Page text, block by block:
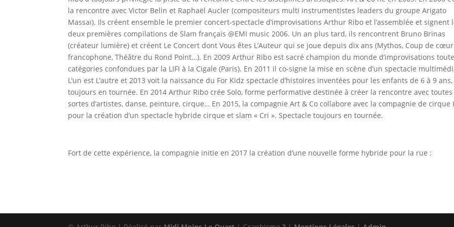
la rencontre avec Victor Belin et Raphaël Aucler (compositeurs multi instrumentistes leaders du groupe Arigato
Massaï). Ils créent ensemble le premier concert-spectacle d’improvisations Arthur Ribo et l’assemblée et signent
deux premières compilations de Slam français @EMI music 2006. Un an plus tard, ils rencontrent Bruno Brinas
(créateur lumière) et créent Le Concert dont Vous êtes L’Auteur qui se joue depuis dix ans (Mythos, Coup de cœur
francophone, Théâtre du Rond Point…). En 2009 Arthur Ribo est sacré champion du monde d’improvisations
catégories confondues par la LIFI à la Cigale (Paris). En 2011 il co-signe la mise en scène d’un spectacle
L’un est L’autre et 2013 voit la naissance du For Kidz spectacle d’histoires inventées pour les enfants de 6 à 9 ans,
toujours en tournée. En 2014 Arthur Ribo crée Solo, forme performative destinée à créer la rencontre avec toutes
sortes d’artistes, danse, peinture, cirque… En 2015, la compagnie Art & Co collabore avec la compagnie de cirque
pour la création d’un spectacle hybride cirque et slam « Cri ». Spectacle toujours en tournée.
Fort de cette expérience, la compagnie initie en 2017 la création d’une nouvelle forme hybride pour la rue :